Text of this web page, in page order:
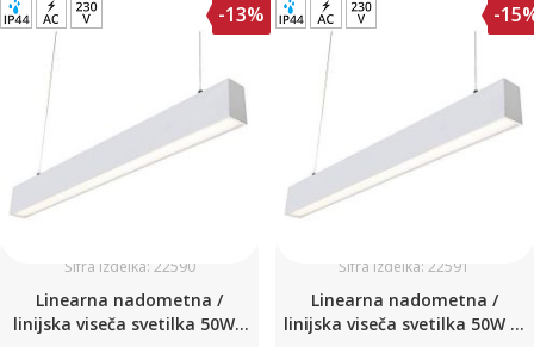
-13%
Šifra izdelka: 22590
Linearna nadometna /
linijska viseča svetilka 50W /
-
Šifra izdelka: 22591
Linearna nadometna /
linijska viseča svetilka 50W L-